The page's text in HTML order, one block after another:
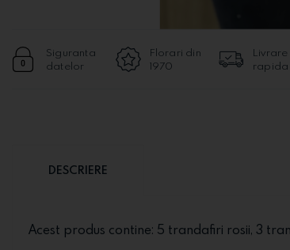
Siguranta
datelor
Florari din
1970
Livrare
rapida
DESCRIERE
Acest produs contine: 5 trandafiri rosii, 3